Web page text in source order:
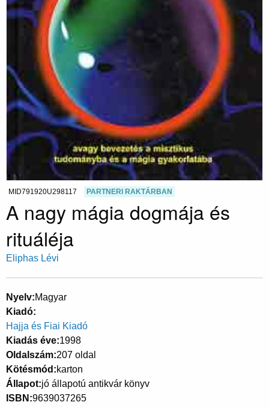
MID791920U298117 PARTNERI RAKTÁRBAN
A nagy mágia dogmája és
rituáléja
Eliphas Lévi
Nyelv Magyar
Kiadó
Hajja és Fiai Kiadó
Kiadás éve 1998
Oldalszám 207 oldal
Kötésmód karton
Állapot jó állapotú antikvár könyv
ISBN 9639037265